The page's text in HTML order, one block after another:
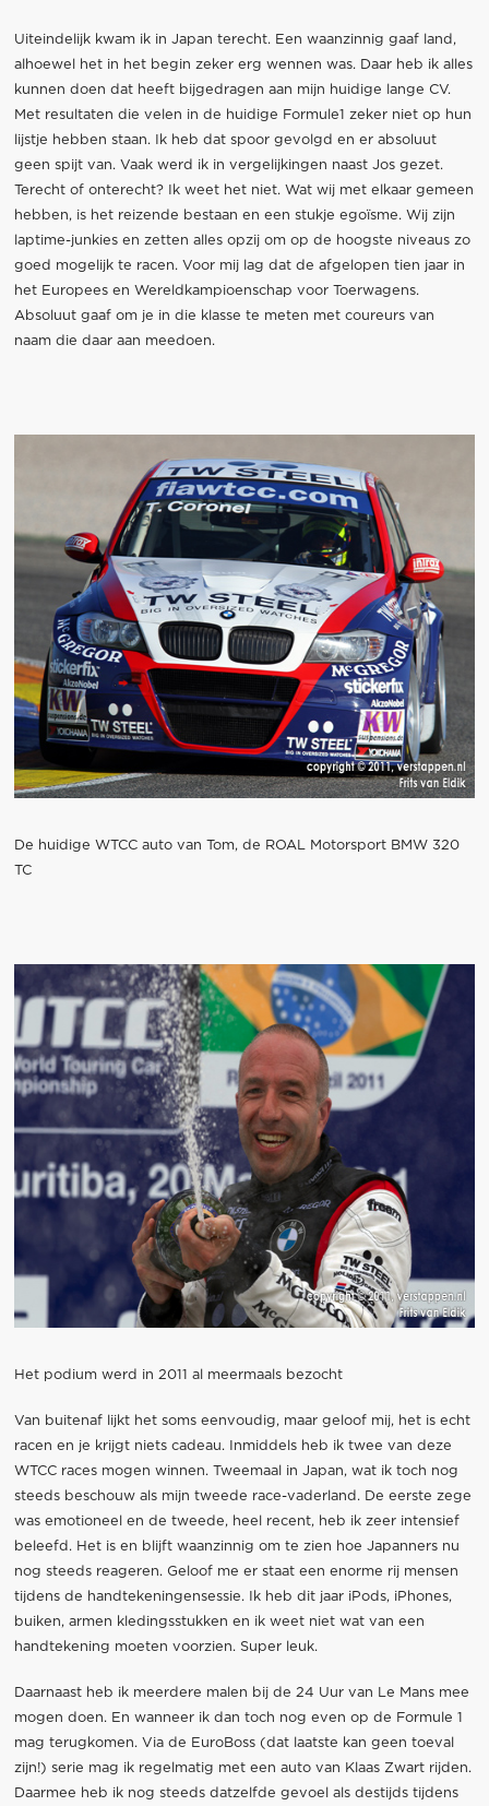
Uiteindelijk kwam ik in Japan terecht. Een waanzinnig gaaf land,
alhoewel het in het begin zeker erg wennen was. Daar heb ik alles
kunnen doen dat heeft bijgedragen aan mijn huidige lange CV.
Met resultaten die velen in de huidige Formule1 zeker niet op hun
lijstje hebben staan. Ik heb dat spoor gevolgd en er absoluut
geen spijt van. Vaak werd ik in vergelijkingen naast Jos gezet.
Terecht of onterecht? Ik weet het niet. Wat wij met elkaar gemeen
hebben, is het reizende bestaan en een stukje egoïsme. Wij zijn
laptime-junkies en zetten alles opzij om op de hoogste niveaus zo
goed mogelijk te racen. Voor mij lag dat de afgelopen tien jaar in
het Europees en Wereldkampioenschap voor Toerwagens.
Absoluut gaaf om je in die klasse te meten met coureurs van
naam die daar aan meedoen.
De huidige WTCC auto van Tom, de ROAL Motorsport BMW 320
TC
Het podium werd in 2011 al meermaals bezocht
Van buitenaf lijkt het soms eenvoudig, maar geloof mij, het is echt
racen en je krijgt niets cadeau. Inmiddels heb ik twee van deze
WTCC races mogen winnen. Tweemaal in Japan, wat ik toch nog
steeds beschouw als mijn tweede race-vaderland. De eerste zege
was emotioneel en de tweede, heel recent, heb ik zeer intensief
beleefd. Het is en blijft waanzinnig om te zien hoe Japanners nu
nog steeds reageren. Geloof me er staat een enorme rij mensen
tijdens de handtekeningensessie. Ik heb dit jaar iPods, iPhones,
buiken, armen kledingsstukken en ik weet niet wat van een
handtekening moeten voorzien. Super leuk.
Daarnaast heb ik meerdere malen bij de 24 Uur van Le Mans mee
mogen doen. En wanneer ik dan toch nog even op de Formule 1
mag terugkomen. Via de EuroBoss (dat laatste kan geen toeval
zijn!) serie mag ik regelmatig met een auto van Klaas Zwart rijden.
Daarmee heb ik nog steeds datzelfde gevoel als destijds tijdens